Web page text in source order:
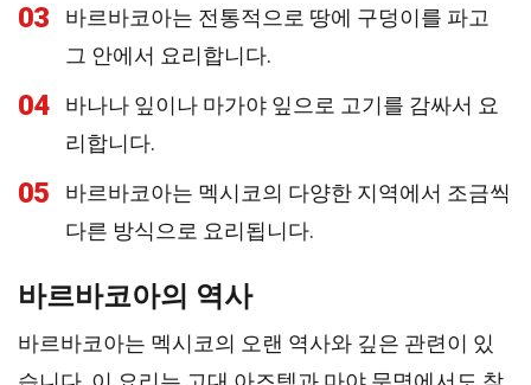
03
바르바코아는 전통적으로 땅에 구덩이를 파고
그 안에서 요리합니다.
04
바나나 잎이나 마가야 잎으로 고기를 감싸서 요
리합니다.
05
바르바코아는 멕시코의 다양한 지역에서 조금씩
다른 방식으로 요리됩니다.
바르바코아의 역사
바르바코아는 멕시코의 오랜 역사와 깊은 관련이 있